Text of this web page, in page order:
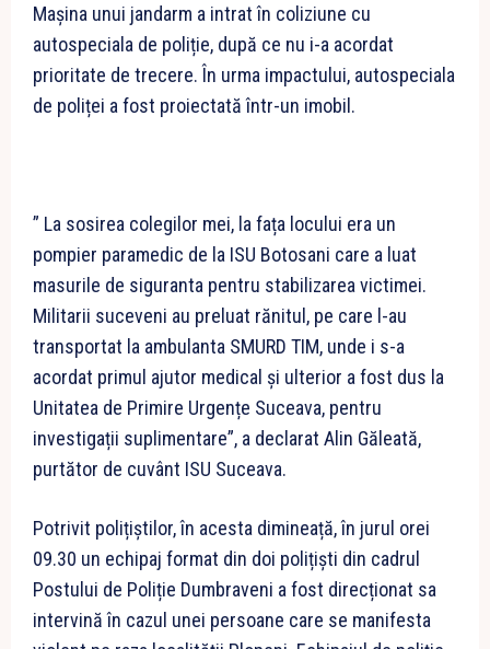
Mașina unui jandarm a intrat în coliziune cu
autospeciala de poliție, după ce nu i-a acordat
prioritate de trecere. În urma impactului, autospeciala
de poliței a fost proiectată într-un imobil.
” La sosirea colegilor mei, la fața locului era un
pompier paramedic de la ISU Botosani care a luat
masurile de siguranta pentru stabilizarea victimei.
Militarii suceveni au preluat rănitul, pe care l-au
transportat la ambulanta SMURD TIM, unde i s-a
acordat primul ajutor medical și ulterior a fost dus la
Unitatea de Primire Urgențe Suceava, pentru
investigații suplimentare”, a declarat Alin Găleată,
purtător de cuvânt ISU Suceava.
Potrivit polițiștilor, în acesta dimineață, în jurul orei
09.30 un echipaj format din doi polițiști din cadrul
Postului de Poliție Dumbraveni a fost direcționat sa
intervină în cazul unei persoane care se manifesta